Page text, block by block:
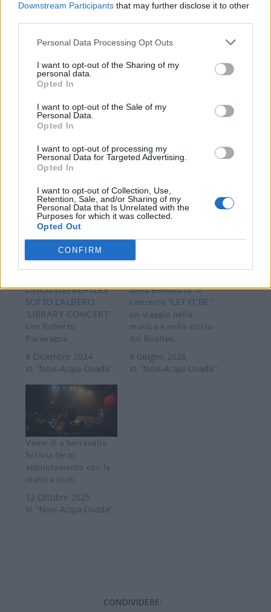
Downstream Participants that may further disclose it to other
Personal Data Processing Opt Outs
I want to opt-out of the Sharing of my
personal data.
Opted In
I want to opt-out of the Sale of my
Personal Data.
Opted In
I want to opt-out of processing my
Personal Data for Targeted Advertising.
Opted In
I want to opt-out of Collection, Use,
Retention, Sale, and/or Sharing of my
Personal Data that Is Unrelated with the
Purposes for which it was collected.
Opted Out
CONFIRM
DOWNLOAD QR 🠋
Condividi:
Stampa
Correlati
DISCO DEI BEATLES
SOTTO L’ALBERO
‘LIBRARY CONCERT’
con Roberto
Paravagna
8 Dicembre 2024
In "Novi-Acqui-Ovada"
della Benedicta” il
concerto “LET IT BE”:
un viaggio nella
musica e nella storia
dei Beatles.
9 Giugno 2026
In "Novi-Acqui-Ovada"
Venerdì a Serravalle
Scrivia terzo
appuntamento con la
musica rock
12 Ottobre 2025
In "Novi-Acqui-Ovada"
CONDIVIDERE: